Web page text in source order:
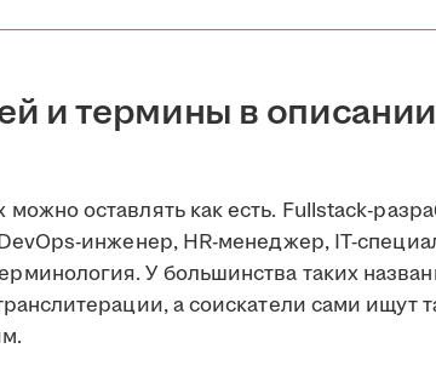
и термины в описании
оставлять как есть. Fullstack-
инженер, HR-менеджер, IT-
У большинства таких
а соискатели сами ищут